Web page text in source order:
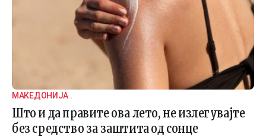
МАКЕДОНИЈА .
Што и да правите ова лето, не излегувајте
без средство за заштита од сонце